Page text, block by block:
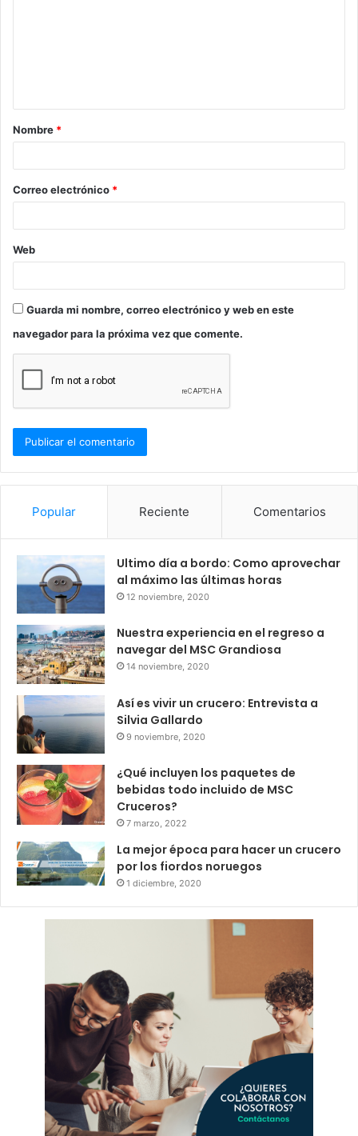
a
r
*
Nombre *
Correo electrónico *
Web
Guarda mi nombre, correo electrónico y web en este
navegador para la próxima vez que comente.
Popular Reciente Comentarios
Ultimo día a bordo: Como aprovechar
al máximo las últimas horas
12 noviembre, 2020
Nuestra experiencia en el regreso a
navegar del MSC Grandiosa
14 noviembre, 2020
Así es vivir un crucero: Entrevista a
Silvia Gallardo
9 noviembre, 2020
¿Qué incluyen los paquetes de
bebidas todo incluido de MSC
Cruceros?
7 marzo, 2022
La mejor época para hacer un crucero
por los fiordos noruegos
1 diciembre, 2020